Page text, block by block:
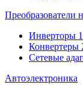
Преобразователи
Инверторы
Конвертеры
Сетевые
Автоэлектроника